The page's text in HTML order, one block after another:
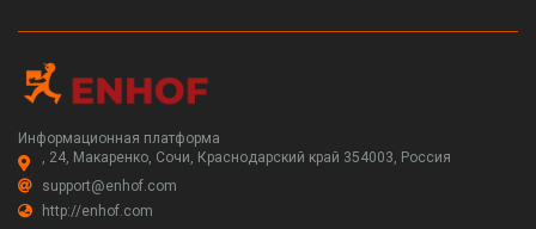
Информационная платформа
, 24, Макаренко, Сочи, Краснодарский край 354003, Россия
support@enhof.com
http://enhof.com